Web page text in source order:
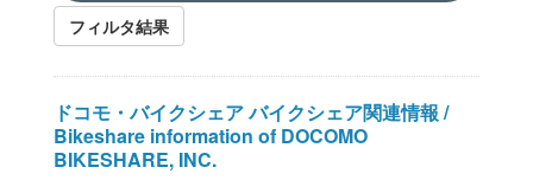
フィルタ結果
ドコモ・バイクシェア バイクシェア関連情報 /
Bikeshare information of DOCOMO
BIKESHARE, INC.